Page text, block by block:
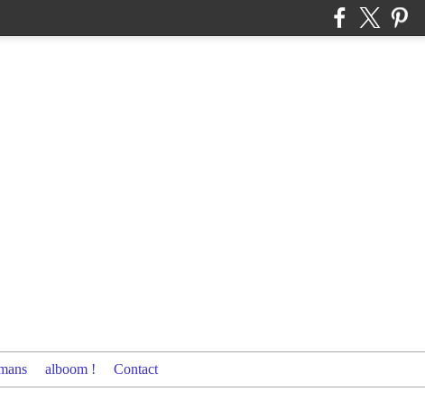
alboom ! Contact